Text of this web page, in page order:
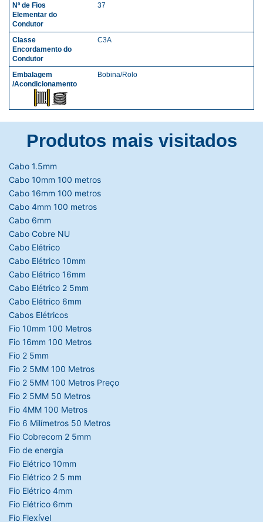
37
C3A
Bobina/Rolo
Produtos mais visitados
Cabo 1.5mm
Cabo 10mm 100 metros
Cabo 16mm 100 metros
Cabo 4mm 100 metros
Cabo 6mm
Cabo Cobre NU
Cabo Elétrico
Cabo Elétrico 10mm
Cabo Elétrico 16mm
Cabo Elétrico 2 5mm
Cabo Elétrico 6mm
Cabos Elétricos
Fio 10mm 100 Metros
Fio 16mm 100 Metros
Fio 2 5mm
Fio 2 5MM 100 Metros
Fio 2 5MM 100 Metros Preço
Fio 2 5MM 50 Metros
Fio 4MM 100 Metros
Fio 6 Milímetros 50 Metros
Fio Cobrecom 2 5mm
Fio de energia
Fio Elétrico 10mm
Fio Elétrico 2 5 mm
Fio Elétrico 4mm
Fio Elétrico 6mm
Fio Flexível